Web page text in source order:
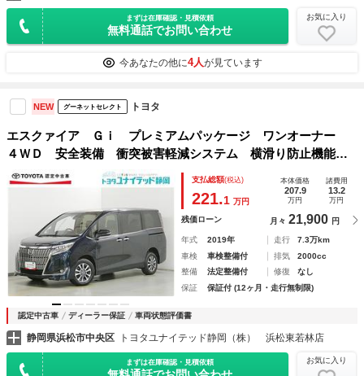
まずは在庫確認・見積依頼
無料通話でお問い合わせ
お気に入り
今あなたの他に4人が見ています
NEW グーネットセレクト トヨタ
エスクァイア Ｇｉ プレミアムパッケージ ワンオーナー
４ＷＤ 安全装備 衝突被害軽減システム 横滑り防止機能
ＡＢＳ エアバッグ オートクルーズコントロール 盗難防止
装置 アイドリングストップ バックカメラ 後席モニター
ＥＴＣ ドラレコ
支払総額(税込)
221.1 万円
本体価格
207.9
万円
諸費用
13.2
万円
残価ローン 月々 21,900 円
年式 2019年 走行
7.3万km
車検
車検整備付 排気
2000cc
整備
法定整備付 修復
なし
保証
保証付 (12ヶ月・走行無制限)
認定中古車 ディーラー保証 車両状態評価書
静岡県浜松市中央区 トヨタユナイテッド静岡（株） 浜松東若林店
まずは在庫確認・見積依頼 お気に入り